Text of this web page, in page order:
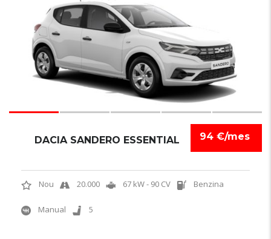
94 €/mes
DACIA SANDERO ESSENTIAL
Nou 20.000 67 kW - 90 CV Benzina
Manual 5